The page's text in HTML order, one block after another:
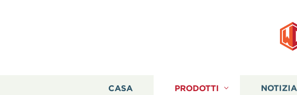
CASA PRODOTTI NOTIZIA